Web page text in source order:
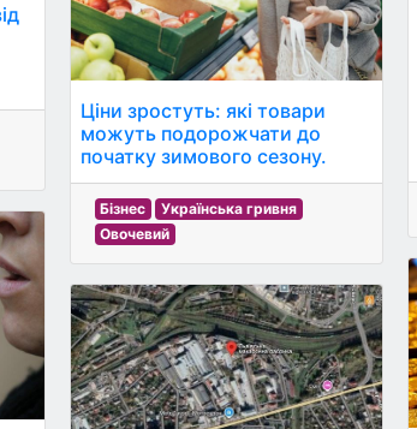
Ціни зростуть: які товари
можуть подорожчати до
початку зимового сезону.
Бізнес
Українська гривня
Овочевий